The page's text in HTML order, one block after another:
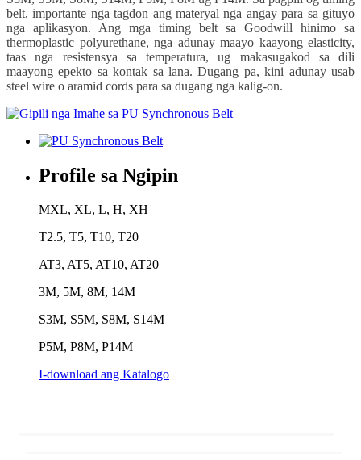
belt, importante nga tagdon ang materyal nga angay para sa gituyo
nga aplikasyon. Ang mga timing belt sa Goodwill hinimo sa
thermoplastic polyurethane, nga adunay maayo kaayong elasticity,
taas nga resistensya sa temperatura, ug makasugakod sa dili
maayong epekto sa kontak sa lana. Dugang pa, kini adunay usab
steel wire o aramid cords para sa dugang nga kalig-on.
Profile sa Ngipin
MXL, XL, L, H, XH
T2.5, T5, T10, T20
AT3, AT5, AT10, AT20
3M, 5M, 8M, 14M
S3M, S5M, S8M, S14M
P5M, P8M, P14M
I-download ang Katalogo